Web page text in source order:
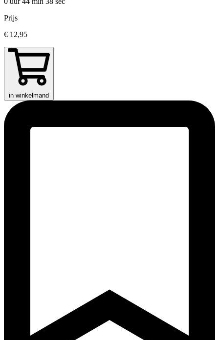
Prijs
€ 12,95
in winkelmand